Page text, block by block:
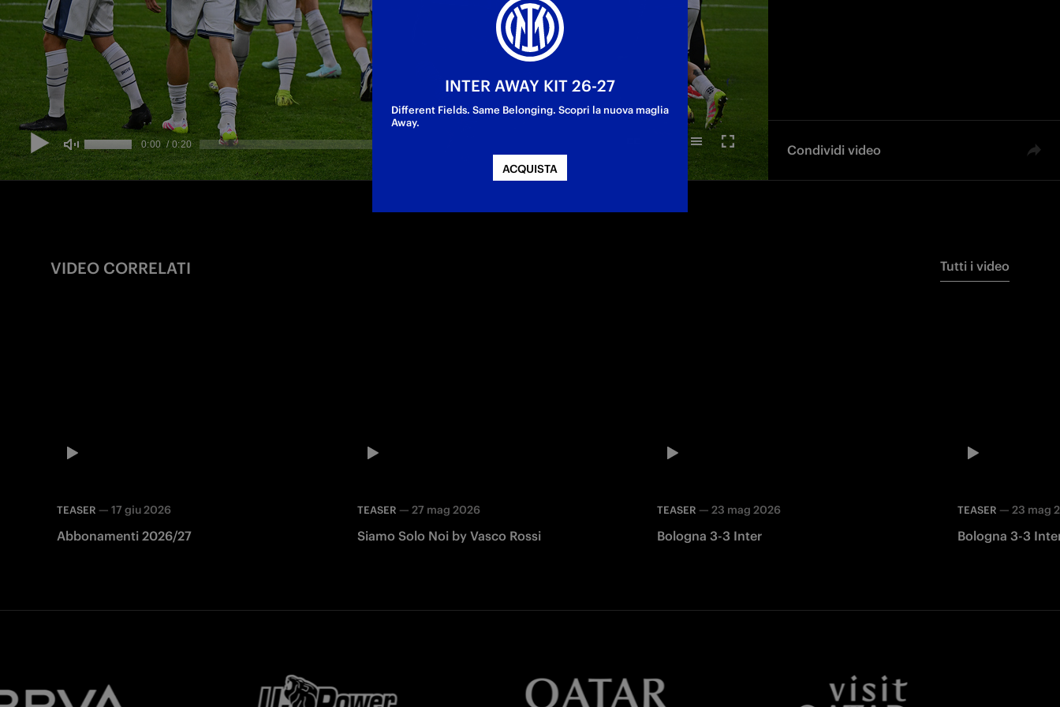
Condividi video
VIDEO CORRELATI Tutti i video
TEASER — 17 giu 2026
Abbonamenti 2026/27
TEASER — 27 mag 2026
Siamo Solo Noi by Vasco Rossi
TEASER —23 mag 2026
Bologna 3-3 Inter
TEASER — 23 mag
Bologna 3-3
INTER AWAY KIT 26-27
Different Fields. Same Belonging. Scopri la nuova maglia
Away.
ACQUISTA